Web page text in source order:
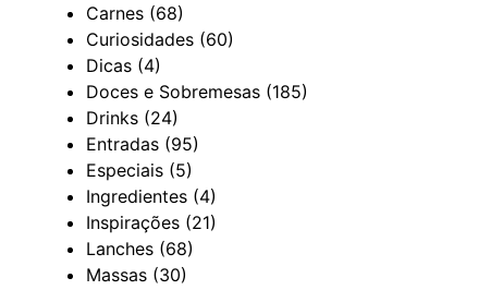
Carnes (68)
Curiosidades (60)
Dicas (4)
Doces e Sobremesas (185)
Drinks (24)
Entradas (95)
Especiais (5)
Ingredientes (4)
Inspirações (21)
Lanches (68)
Massas (30)